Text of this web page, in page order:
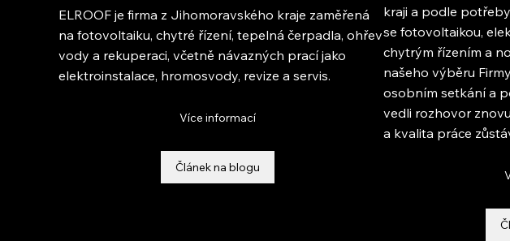
ELROOF je firma z Jihomoravského kraje zaměřená
na fotovoltaiku, chytré řízení, tepelná čerpadla, ohřev
vody a rekuperaci, včetně návazných prací jako
elektroinstalace, hromosvody, revize a servis.
Více informací
Článek na blogu
kraji a podle
se fotovoltaikou,
chytrým řízením a
našeho výběru
osobním setkání a
vedli rozhovor
a kvalita práce